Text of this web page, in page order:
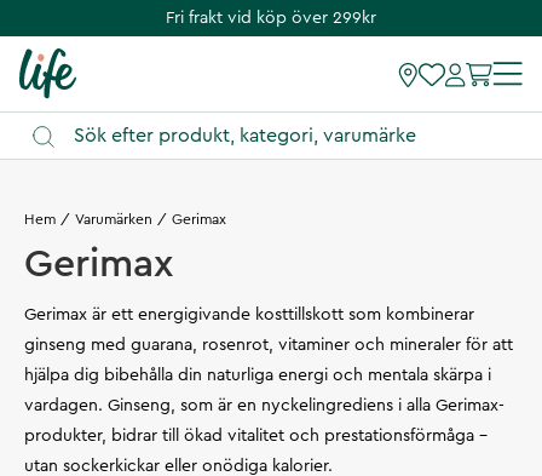
Fri frakt vid köp över 299kr
Hem Varumärken Gerimax
Gerimax
Gerimax är ett energigivande kosttillskott som kombinerar
ginseng med guarana, rosenrot, vitaminer och mineraler för att
hjälpa dig bibehålla din naturliga energi och mentala skärpa i
vardagen. Ginseng, som är en nyckelingrediens i alla Gerimax-
produkter, bidrar till ökad vitalitet och prestationsförmåga –
utan sockerkickar eller onödiga kalorier.